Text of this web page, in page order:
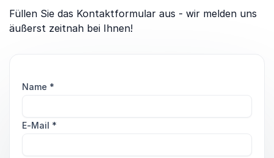
Füllen Sie das Kontaktformular aus - wir melden uns
äußerst zeitnah bei Ihnen!
Name *
E-Mail *